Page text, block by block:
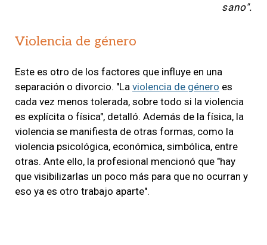
sano".
Violencia de género
Este es otro de los factores que influye en una
separación o divorcio. "La violencia de género es
cada vez menos tolerada, sobre todo si la violencia
es explícita o física", detalló. Además de la física, la
violencia se manifiesta de otras formas, como la
violencia psicológica, económica, simbólica, entre
otras. Ante ello, la profesional mencionó que "hay
que visibilizarlas un poco más para que no ocurran y
eso ya es otro trabajo aparte".